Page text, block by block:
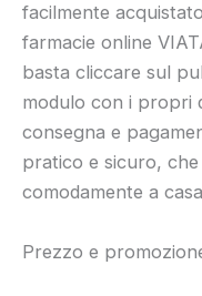
facilmente
farmacie online
basta cliccare sul
modulo con i propri
consegna e
pratico e sicuro,
comodamente a
Prezzo e